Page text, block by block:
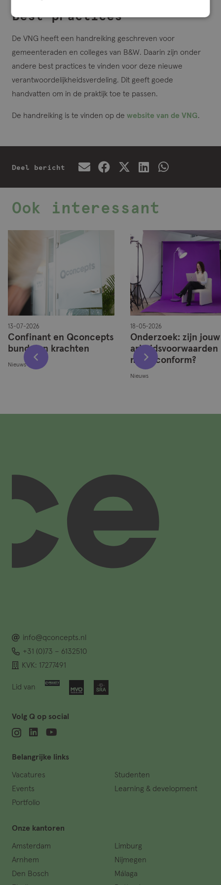
Best practices
De VNG heeft een handreiking geschreven voor
gemeenteraden en colleges van B&W. Daarin zijn onder
andere best practices te vinden voor deze nieuwe
verantwoordelijkheidsverdeling. Dit geeft goede
handvatten om in de praktijk toe te passen.
De handreiking is te vinden op de website van de VNG.
Deel bericht
Ook interessant
13-07-2026
Confinant en Qconcepts
bundelen krachten
Nieuws
18-05-2026
Onderzoek: zijn jouw
arbeidsvoorwaarden
marktconform?
Nieuws
info@qconcepts.nl
+31 (0)73 – 6132510
KVK: 17277491
Lid van
Volg Q op social
Belangrijke links
Vacatures
Events
Portfolio
Studenten
Learning & development
Onze kantoren
Amsterdam
Arnhem
Den Bosch
Limburg
Nijmegen
Málaga